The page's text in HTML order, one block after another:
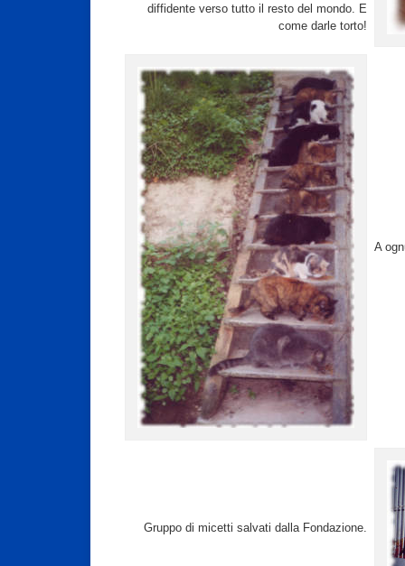
diffidente verso tutto il resto del mondo. E
come darle torto!
A
Gruppo di micetti salvati dalla Fondazione.